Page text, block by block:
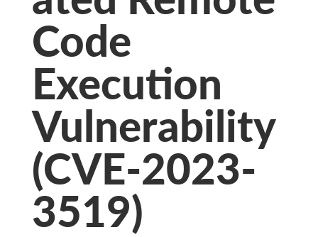
Code
Execution
Vulnerability
(CVE-2023-
3519)